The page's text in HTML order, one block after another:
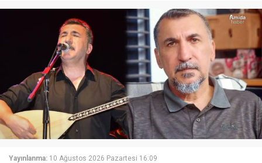
Yayınlanma: 10 Ağustos 2026 Pazartesi 16:09